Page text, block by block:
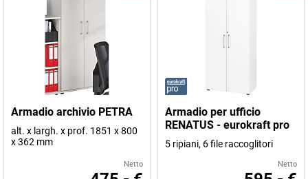
Armadio archivio PETRA
alt. x largh. x prof. 1851 x 800
x 362 mm
Netto
Armadio per ufficio
RENATUS - eurokraft pro
5 ripiani, 6 file raccoglitori
Netto